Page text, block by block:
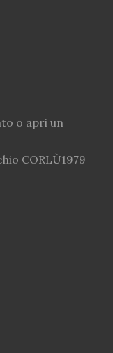
o apri un
CORLÙ1979